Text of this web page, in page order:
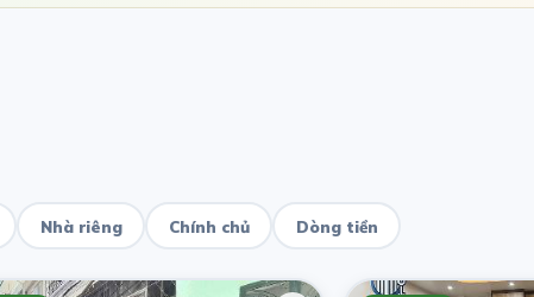
Nhà riêng Chính chủ Dòng tiền